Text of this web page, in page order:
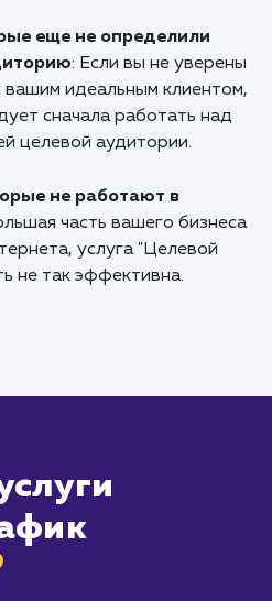
заинтересованы в
и e-commerce
трафик прекрасно
ищут именно те
вы предлагаете.
вы работаете в
данный
еще не определили